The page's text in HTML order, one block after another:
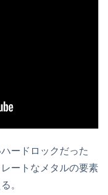
ードロックだった
ートなメタルの要素
。